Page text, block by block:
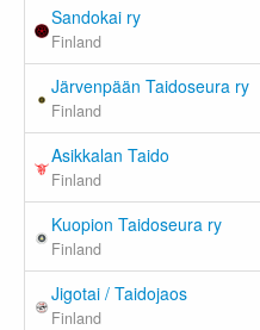
Sandokai ry
Finland
Järvenpään Taidoseura ry
Finland
Asikkalan Taido
Finland
Kuopion Taidoseura ry
Finland
Jigotai / Taidojaos
Finland